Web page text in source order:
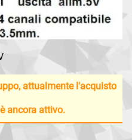
attualmente l'acquisto
ancora attivo.